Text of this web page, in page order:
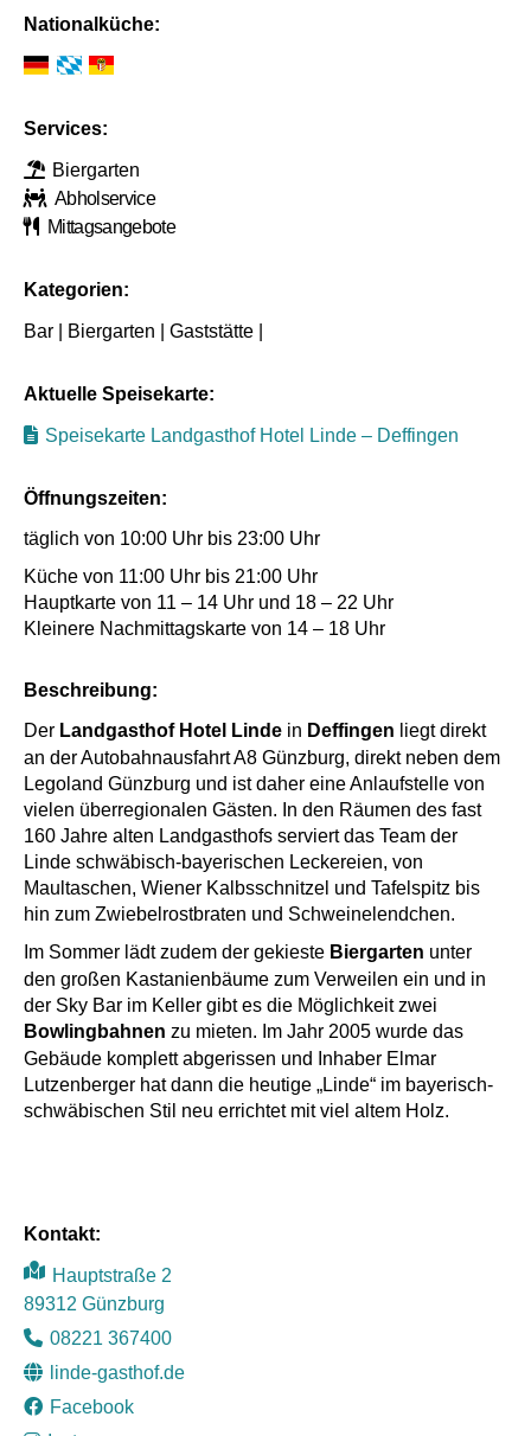
Nationalküche:
Services:
Biergarten
Abholservice
Mittagsangebote
Kategorien:
Bar | Biergarten | Gaststätte |
Aktuelle Speisekarte:
Speisekarte Landgasthof Hotel Linde – Deffingen
Öffnungszeiten:
täglich von 10:00 Uhr bis 23:00 Uhr
Küche von 11:00 Uhr bis 21:00 Uhr
Hauptkarte von 11 – 14 Uhr und 18 – 22 Uhr
Kleinere Nachmittagskarte von 14 – 18 Uhr
Beschreibung:
Der Landgasthof Hotel Linde in Deffingen liegt direkt
an der Autobahnausfahrt A8 Günzburg, direkt neben dem
Legoland Günzburg und ist daher eine Anlaufstelle von
vielen überregionalen Gästen. In den Räumen des fast
160 Jahre alten Landgasthofs serviert das Team der
Linde schwäbisch-bayerischen Leckereien, von
Maultaschen, Wiener Kalbsschnitzel und Tafelspitz bis
hin zum Zwiebelrostbraten und Schweinelendchen.
Im Sommer lädt zudem der gekieste Biergarten unter
den großen Kastanienbäume zum Verweilen ein und in
der Sky Bar im Keller gibt es die Möglichkeit zwei
Bowlingbahnen zu mieten. Im Jahr 2005 wurde das
Gebäude komplett abgerissen und Inhaber Elmar
Lutzenberger hat dann die heutige „Linde“ im bayerisch-
schwäbischen Stil neu errichtet mit viel altem Holz.
Kontakt:
Hauptstraße 2
89312 Günzburg
08221 367400
linde-gasthof.de
Facebook
Mit dem
Laden der
Karte